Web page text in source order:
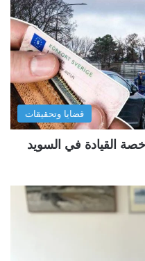
قضايا وتحقيقات
القيادة في السويد